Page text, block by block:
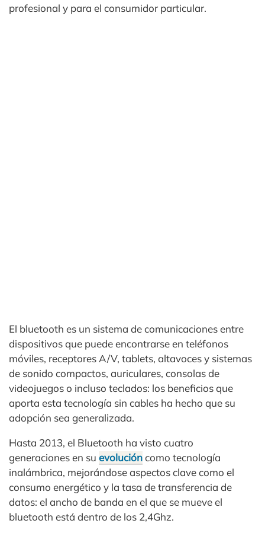
profesional y para el consumidor particular.
El bluetooth es un sistema de comunicaciones entre
dispositivos que puede encontrarse en teléfonos
móviles, receptores A/V, tablets, altavoces y sistemas
de sonido compactos, auriculares, consolas de
videojuegos o incluso teclados: los beneficios que
aporta esta tecnología sin cables ha hecho que su
adopción sea generalizada.
Hasta 2013, el Bluetooth ha visto cuatro
generaciones en su evolucióncomo tecnología
inalámbrica, mejorándose aspectos clave como el
consumo energético y la tasa de transferencia de
datos: el ancho de banda en el que se mueve el
bluetooth está dentro de los 2,4Ghz.